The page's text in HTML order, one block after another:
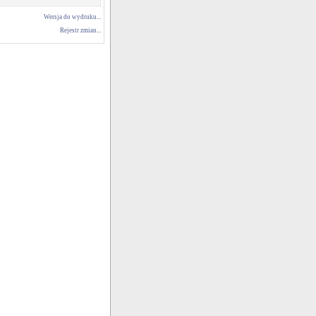
Wersja do wydruku...
Rejestr zmian...